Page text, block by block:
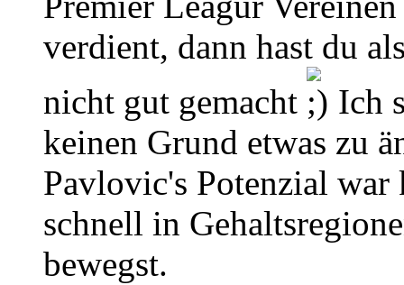
verdient, dann hast du
nicht gut gemacht
Ich
keinen Grund etwas zu
Pavlovic's Potenzial war
schnell in
bewegst.